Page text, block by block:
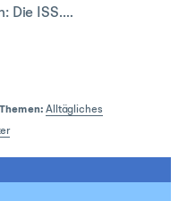
Die ISS.…
Themen: Alltägliches